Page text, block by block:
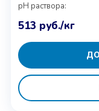
pH раствора:
513 руб./кг